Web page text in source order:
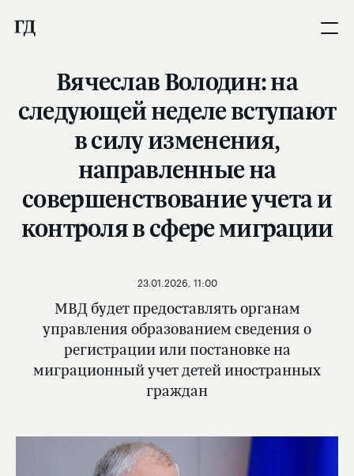
Вячеслав Володин: на
следующей неделе вступают
в силу изменения,
направленные на
совершенствование учета и
контроля в сфере миграции
МВД будет предоставлять органам
управления образованием сведения о
регистрации или постановке на
миграционный учет детей иностранных
граждан
23.01.2026, 11:00